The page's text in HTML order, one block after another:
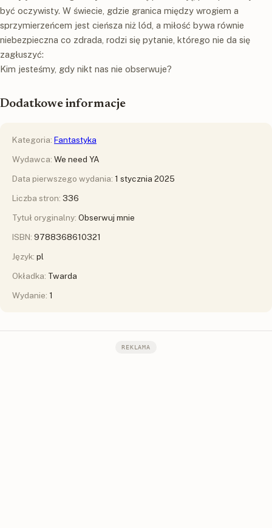
być oczywisty. W świecie, gdzie granica między wrogiem a
sprzymierzeńcem jest cieńsza niż lód, a miłość bywa równie
niebezpieczna co zdrada, rodzi się pytanie, którego nie da się
zagłuszyć:
Kim jesteśmy, gdy nikt nas nie obserwuje?
Dodatkowe informacje
Kategoria: Fantastyka
Wydawca: We need YA
Data pierwszego wydania: 1 stycznia 2025
Liczba stron: 336
Tytuł oryginalny: Obserwuj mnie
ISBN: 9788368610321
Język: pl
Okładka: Twarda
Wydanie: 1
REKLAMA